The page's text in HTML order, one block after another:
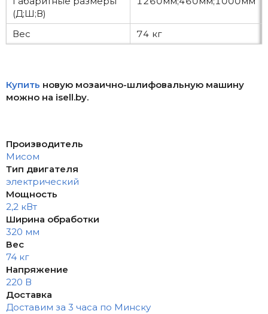
(Д;Ш;В)
Вес 74 кг
Купить новую мозаично-шлифовальную машину
можно на isell.by.
Производитель
Мисом
Тип двигателя
электрический
Мощность
2,2 кВт
Ширина обработки
320 мм
Вес
74 кг
Напряжение
220 В
Доставка
Доставим за 3 часа по Минску